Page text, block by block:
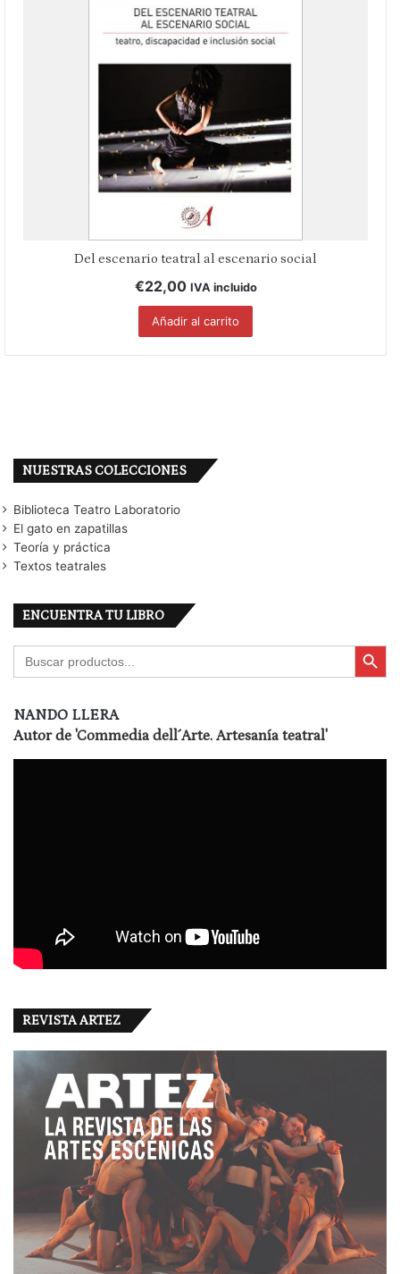
Del escenario teatral al escenario social
€22,00 IVA incluido
Añadir al carrito
NUESTRAS COLECCIONES
Biblioteca Teatro Laboratorio
El gato en zapatillas
Teoría y práctica
Textos teatrales
ENCUENTRA TU LIBRO
Buscar: Botón de
NANDO LLERA
Autor de 'Commedia dell´Arte. Artesanía teatral'
REVISTA ARTEZ